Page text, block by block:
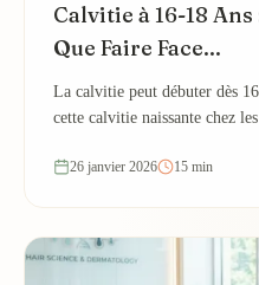
Calvitie à 16-18
Que Faire Face...
La calvitie peut débuter dès
cette calvitie naissante chez
26 janvier 2026 15 min